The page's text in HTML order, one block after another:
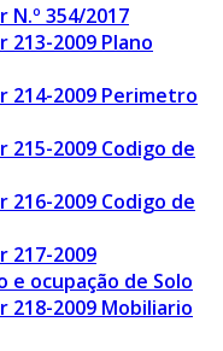
N.º 354/2017
213-2009 Plano
214-2009 Perimetro
215-2009 Codigo de
216-2009 Codigo de
217-2009
e ocupação de Solo
218-2009 Mobiliario